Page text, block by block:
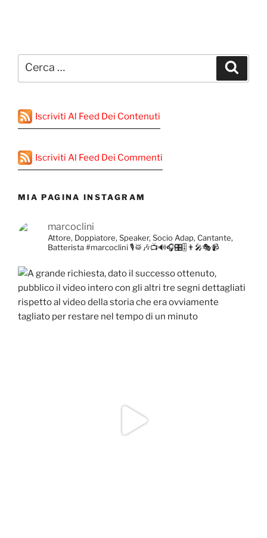
Cerca:
Iscriviti Al Feed Dei Contenuti
Iscriviti Al Feed Dei Commenti
MIA PAGINA INSTAGRAM
marcoclini
Attore, Doppiatore, Speaker, Socio Adap, Cantante,
Batterista#marcoclini 🎙️🥁🎶📺🔊🎧🎛️🎚️👨‍🎤🎭📹